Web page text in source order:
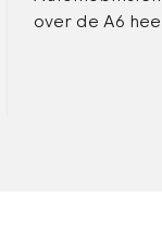
over de A6